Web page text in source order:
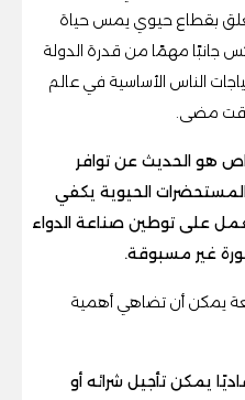
بقطاع حيوي يمس حياة
جانبًا مهمًا من قدرة الدولة
الناس الأساسية في عالم
وقت مضى.
هو الحديث عن توافر
الحيوية يكفي
على توطين صناعة الدواء
غير مسبوقة.
يمكن أن تضاهي أهمية
يمكن تأجيل شرائه أو